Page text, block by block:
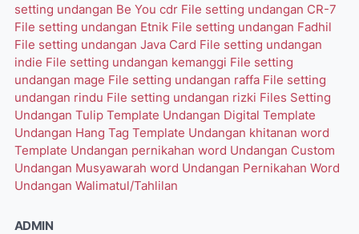
setting undangan Be You cdr File setting undangan CR-7
File setting undangan Etnik File setting undangan Fadhil
File setting undangan Java Card File setting undangan
indie File setting undangan kemanggi File setting
undangan mage File setting undangan raffa File setting
undangan rindu File setting undangan rizki Files Setting
Undangan Tulip Template Undangan Digital Template
Undangan Hang Tag Template Undangan khitanan word
Template Undangan pernikahan word Undangan Custom
Undangan Musyawarah word Undangan Pernikahan Word
Undangan Walimatul/Tahlilan
ADMIN